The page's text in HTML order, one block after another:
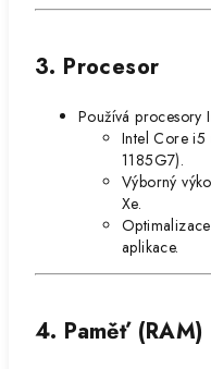
3. Procesor
Používá procesory
Intel Core i5
1185G7).
Výborný
Xe.
aplikace.
4. Paměť (RAM)